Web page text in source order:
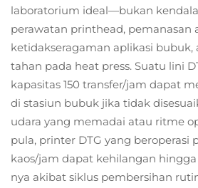
laboratorium ideal—bukan
perawatan printhead, pemanasan
ketidakseragaman aplikasi bubuk,
tahan pada heat press. Suatu lini
kapasitas 150 transfer/jam dapat
di stasiun bubuk jika tidak
udara yang memadai atau ritme
pula, printer DTG yang beroperasi
kaos/jam dapat kehilangan
nya akibat siklus pembersihan